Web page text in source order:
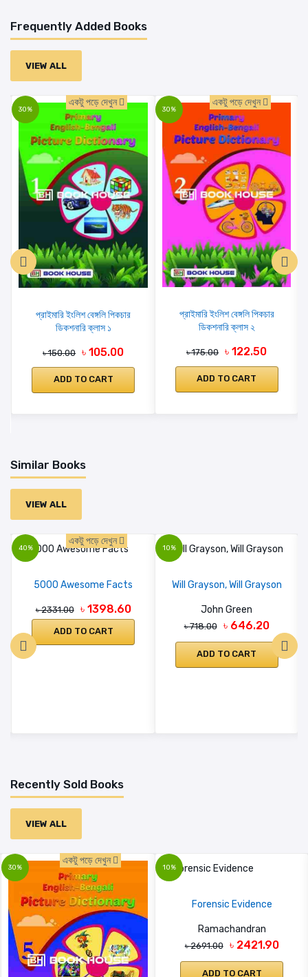
Frequently Added Books
VIEW ALL
30%
একটু পড়ে দেখুন
প্রাইমারি ইংলিশ বেঙ্গলি পিকচার
ডিকশনারি ক্লাস ১
৳ 150.00 ৳ 105.00
ADD TO CART
30%
একটু পড়ে দেখুন
প্রাইমারি ইংলিশ বেঙ্গলি পিকচার
ডিকশনারি ক্লাস ২
৳ 175.00 ৳ 122.50
ADD TO CART
Similar Books
VIEW ALL
40%
একটু পড়ে দেখুন
5000 Awesome Facts
৳ 2331.00 ৳ 1398.60
ADD TO CART
10%
Will Grayson, Will Grayson
John Green
৳ 718.00 ৳ 646.20
ADD TO CART
Recently Sold Books
VIEW ALL
30%
একটু পড়ে দেখুন
10%
Forensic Evidence
Ramachandran
৳ 2691.00 ৳ 2421.90
ADD TO CART